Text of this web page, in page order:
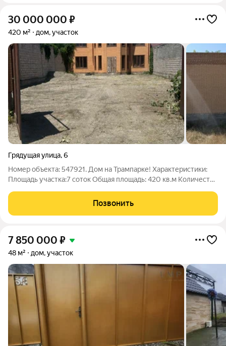
30 000 000 ₽
420 м² дом, участок
Грядущая улица,6
Номер объекта: 547921. Дом на Трампарке! Характеристики:
Площадь участка:7 соток Общая площадь: 420 кв.м Количество
трехэтажный шикарный дом, где сделан основной ремонт,
теплые полы, отопление,
Позвонить
7 850 000 ₽
48 м² дом, участок